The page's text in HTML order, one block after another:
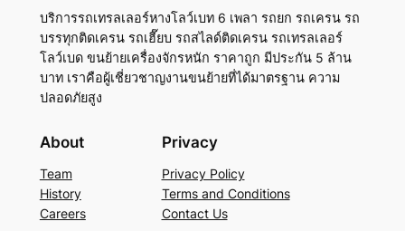
บริการรถเทรลเลอร์หางโลว์เบท 6 เพลา รถยก รถเครน รถ
บรรทุกติดเครน รถเฮี๊ยบ รถสไลด์ติดเครน รถเทรลเลอร์
โลว์เบด ขนย้ายเครื่องจักรหนัก ราคาถูก มีประกัน 5 ล้าน
บาท เราคือผู้เชี่ยวชาญงานขนย้ายที่ได้มาตรฐาน ความ
ปลอดภัยสูง
About
Team
History
Careers
Privacy
Privacy Policy
Terms and Conditions
Contact Us